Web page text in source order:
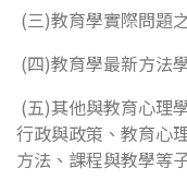
(三)教育學實際問題
(四)教育學最新方法
(五)其他與教育心理
行政與政策、教育心
方法、課程與教學等